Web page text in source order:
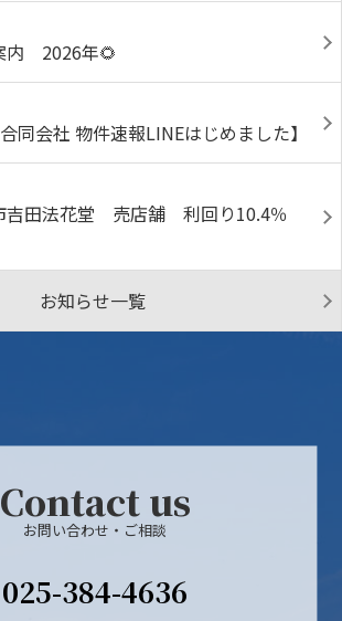
内 2026年🌻
同会社 物件速報LINEはじめました】
吉田法花堂 売店舗 利回り10.4％
お知らせ一覧
Contact us
お問い合わせ・ご相談
025-384-4636